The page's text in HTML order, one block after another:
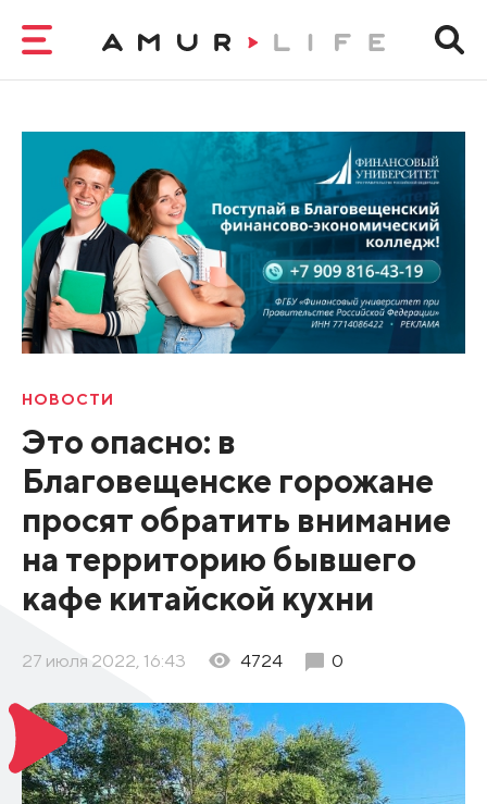
НОВОСТИ
Это опасно: в
Благовещенске горожане
просят обратить внимание
на территорию бывшего
кафе китайской кухни
27 июля 2022, 16:43 4724 0